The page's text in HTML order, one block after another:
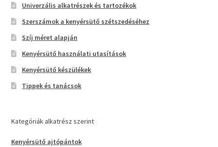
Univerzális alkatrészek és tartozékok
Szerszámok a kenyérsütő szétszedéséhez
Szíj méret alapján
Kenyérsütő használati utasítások
Kenyérsütő készülékek
Tippek és tanácsok
Kategóriák alkatrész szerint
Kenyérsütő ajtópántok